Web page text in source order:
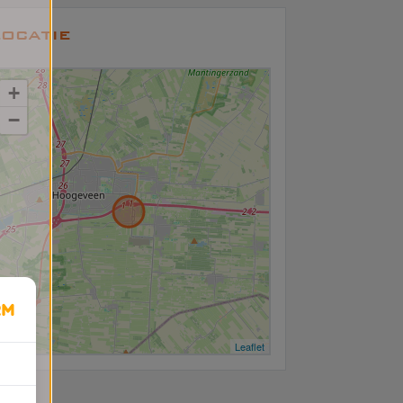
+
−
Leaflet